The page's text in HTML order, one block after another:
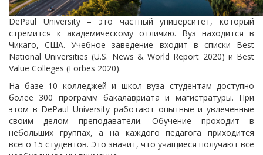
DePaul University – это частный университет, который
стремится к академическому отличию. Вуз находится в
Чикаго, США. Учебное заведение входит в списки Best
National Universities (U.S. News & World Report 2020) и Best
Value Colleges (Forbes 2020).
На базе 10 колледжей и школ вуза студентам доступно
более 300 программ бакалавриата и магистратуры. При
этом в DePaul University работают опытные и увлеченные
своим делом преподаватели. Обучение проходит в
небольших группах, а на каждого педагога приходится
всего 15 студентов. Это значит, что учащиеся получают все